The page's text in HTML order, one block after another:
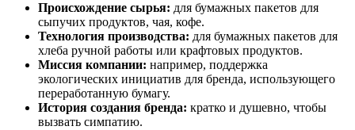
Происхождение сырья: для бумажных пакетов для
сыпучих продуктов, чая, кофе.
Технология производства: для бумажных пакетов для
хлеба ручной работы или крафтовых продуктов.
Миссия компании: например, поддержка
экологических инициатив для бренда, использующего
переработанную бумагу.
История создания бренда: кратко и душевно, чтобы
вызвать симпатию.